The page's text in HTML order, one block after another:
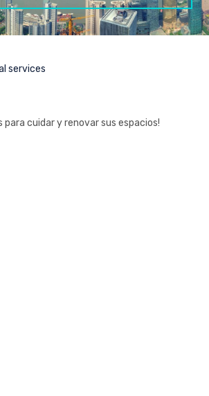
para cuidar y renovar sus espacios!